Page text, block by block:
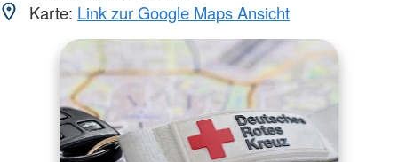
Karte: Link zur Google Maps Ansicht